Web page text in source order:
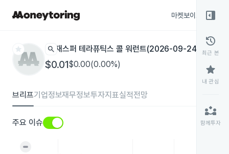
마켓보이스
star search 재스퍼 테라퓨틱스 콜 워런트(2026-09-24) JSPRW
$0.01$0.00(0.00%)
브리프기업정보재무정보투자지표실적전망
주요 이슈
right_panel_open
history
최근 본
star
내 관심
partner_exchange
함께투자